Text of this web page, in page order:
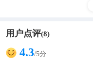
用户点评(8)
4.3/5分